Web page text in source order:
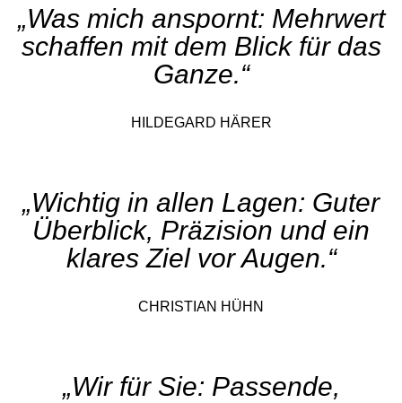
„Was mich anspornt: Mehrwert
schaffen mit dem Blick für das
Ganze.“
HILDEGARD HÄRER
„Wichtig in allen Lagen: Guter
Überblick, Präzision und ein
klares Ziel vor Augen.“
CHRISTIAN HÜHN
„Wir für Sie: Passende,